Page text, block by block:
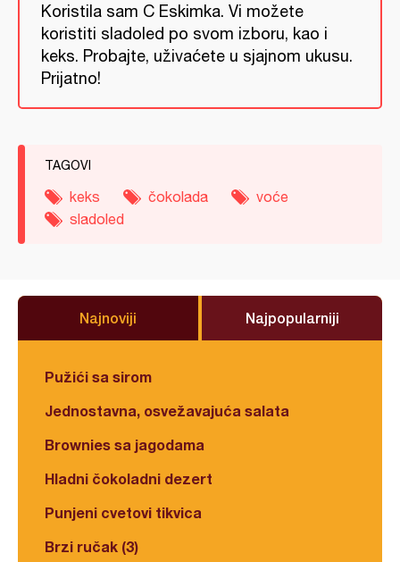
Koristila sam C Eskimka. Vi možete
koristiti sladoled po svom izboru, kao i
keks. Probajte, uživaćete u sjajnom ukusu.
Prijatno!
TAGOVI
keks čokolada
voće
sladoled
Najnoviji Najpopularniji
Pužići sa sirom
Jednostavna, osvežavajuća salata
Brownies sa jagodama
Hladni čokoladni dezert
Punjeni cvetovi tikvica
Brzi ručak (3)